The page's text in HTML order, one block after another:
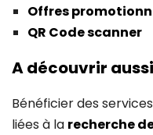
Offres
QR Code scanner
A découvrir aussi
Bénéficier des
liées à la recherche